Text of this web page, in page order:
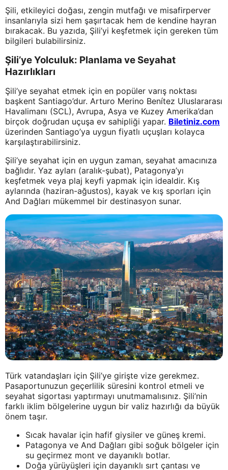
Şili, etkileyici doğası, zengin mutfağı ve misafirperver
insanlarıyla sizi hem şaşırtacak hem de kendine hayran
bırakacak. Bu yazıda, Şili’yi keşfetmek için gereken tüm
bilgileri bulabilirsiniz.
Şili’ye Yolculuk: Planlama ve Seyahat
Hazırlıkları
Şili’ye seyahat etmek için en popüler varış noktası
başkent Santiago’dur. Arturo Merino Benítez Uluslararası
Havalimanı (SCL), Avrupa, Asya ve Kuzey Amerika’dan
birçok doğrudan uçuşa ev sahipliği yapar. Biletiniz.com
üzerinden Santiago’ya uygun fiyatlı uçuşları kolayca
karşılaştırabilirsiniz.
Şili’ye seyahat için en uygun zaman, seyahat amacınıza
bağlıdır. Yaz ayları (aralık-şubat), Patagonya’yı
keşfetmek veya plaj keyfi yapmak için idealdir. Kış
aylarında (haziran-ağustos), kayak ve kış sporları için
And Dağları mükemmel bir destinasyon sunar.
Türk vatandaşları için Şili’ye girişte vize gerekmez.
Pasaportunuzun geçerlilik süresini kontrol etmeli ve
seyahat sigortası yaptırmayı unutmamalısınız. Şili’nin
farklı iklim bölgelerine uygun bir valiz hazırlığı da büyük
önem taşır.
Sıcak havalar için hafif giysiler ve güneş kremi.
Patagonya ve And Dağları gibi soğuk bölgeler için
su geçirmez mont ve dayanıklı botlar.
Doğa yürüyüşleri için dayanıklı sırt çantası ve